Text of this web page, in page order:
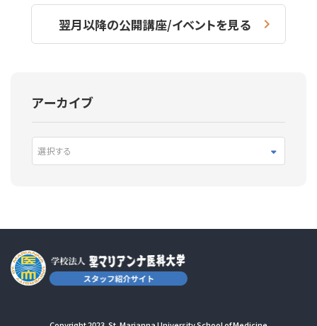
翌月以降の公開講座/イベントを見る
アーカイブ
選択する